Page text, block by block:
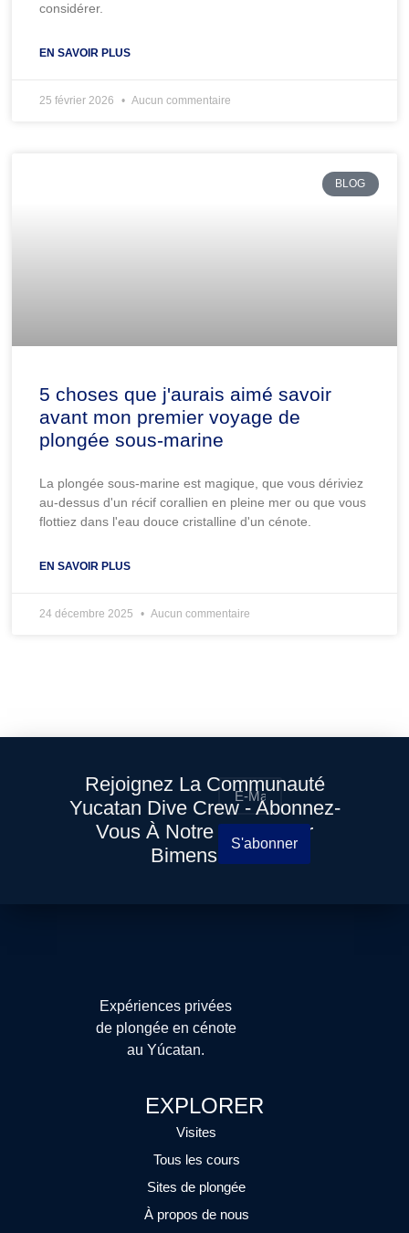
considérer.
EN SAVOIR PLUS
25 février 2026 Aucun commentaire
BLOG
5 choses que j'aurais aimé savoir
avant mon premier voyage de
plongée sous-marine
La plongée sous-marine est magique, que vous dériviez
au-dessus d'un récif corallien en pleine mer ou que vous
flottiez dans l'eau douce cristalline d'un cénote.
EN SAVOIR PLUS
24 décembre 2025 Aucun commentaire
Rejoignez La Communauté
Yucatan Dive Crew - Abonnez-
Vous À Notre Newsletter
Bimensuelle
S'abonner
Expériences privées
de plongée en cénote
au Yúcatan.
EXPLORER
Visites
Tous les cours
Sites de plongée
À propos de nous